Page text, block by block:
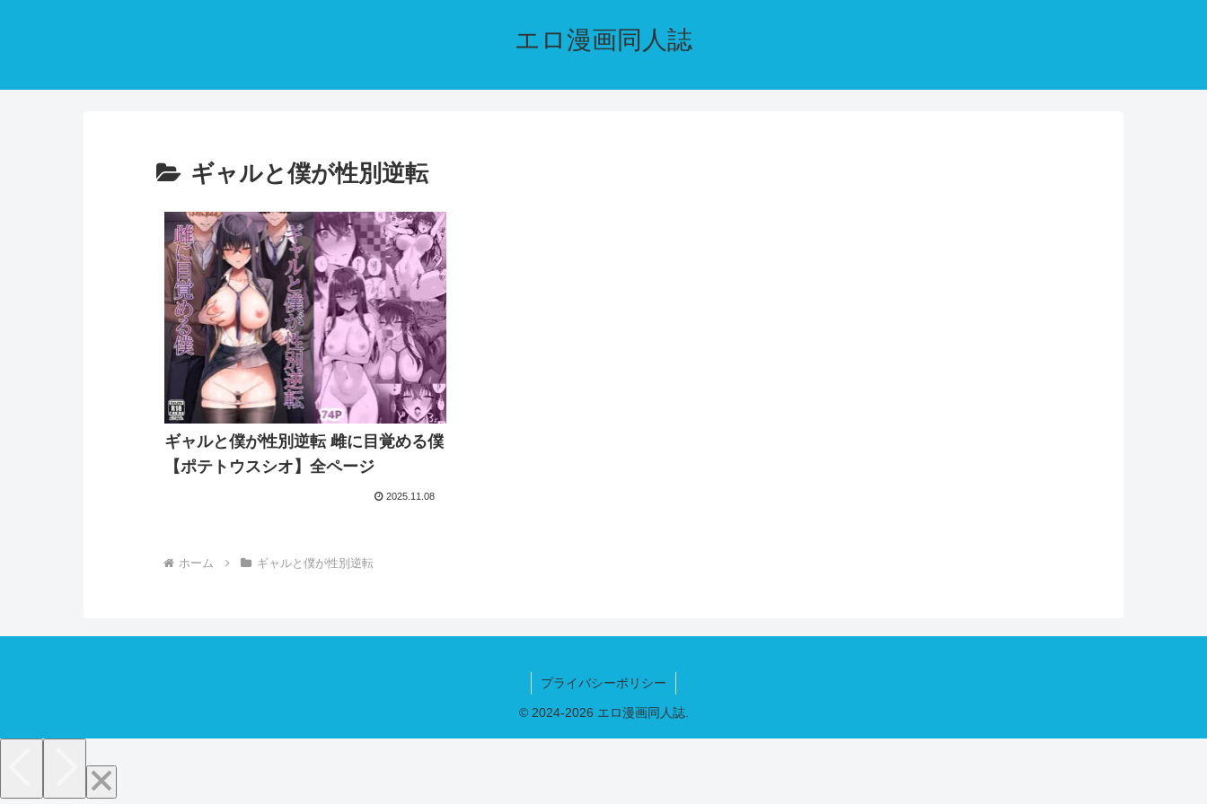
エロ漫画同人誌
ギャルと僕が性別逆転
ギャルと僕が性別逆転 雌に目覚める僕
【ポテトウスシオ】全ページ
2025.11.08
ホーム ギャルと僕が性別逆転
プライバシーポリシー
© 2024-2026 エロ漫画同人誌.